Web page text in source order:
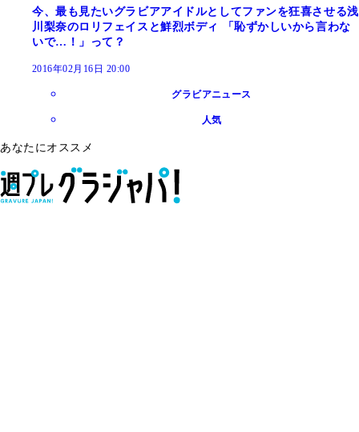
今、最も見たいグラビアアイドルとしてファンを狂喜させる浅
川梨奈のロリフェイスと鮮烈ボディ 「恥ずかしいから言わな
いで…！」って？
2016年02月16日 20:00
グラビアニュース
人気
あなたにオススメ